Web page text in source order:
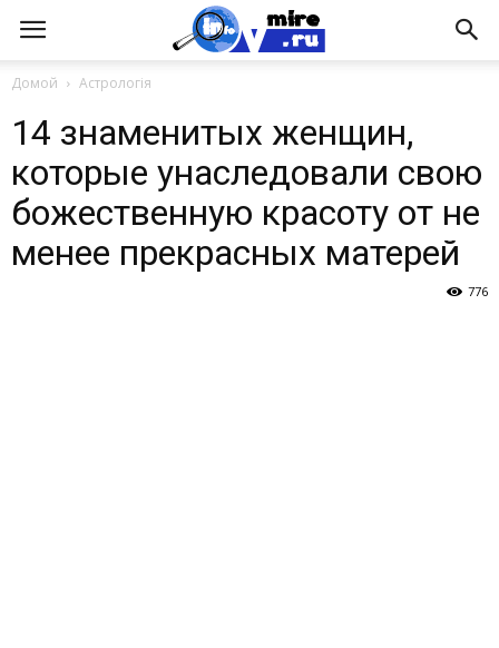
Домой Астрологія
14 знаменитых женщин,
которые унаследовали свою
божественную красоту от не
менее прекрасных матерей
776